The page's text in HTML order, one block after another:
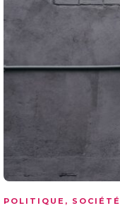
POLITIQUE , SOCIÉTÉ